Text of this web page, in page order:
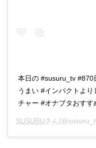
本日の #susuru_tv #870
うまい #インパクトよ
チャー #オナブタおす
SUSURUさん